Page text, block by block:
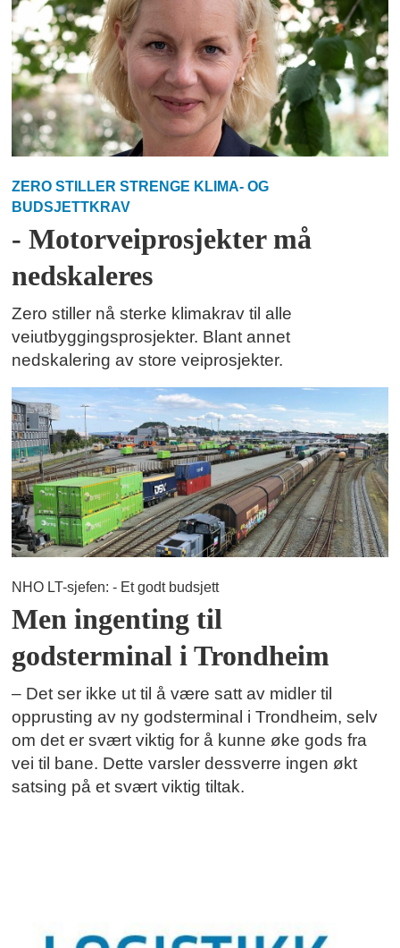
ZERO STILLER STRENGE KLIMA- OG
BUDSJETTKRAV
- Motorveiprosjekter må
nedskaleres
Zero stiller nå sterke klimakrav til alle
veiutbyggingsprosjekter. Blant annet
nedskalering av store veiprosjekter.
NHO LT-sjefen: - Et godt budsjett
Men ingenting til
godsterminal i Trondheim
– Det ser ikke ut til å være satt av midler til
opprusting av ny godsterminal i Trondheim, selv
om det er svært viktig for å kunne øke gods fra
vei til bane. Dette varsler dessverre ingen økt
satsing på et svært viktig tiltak.